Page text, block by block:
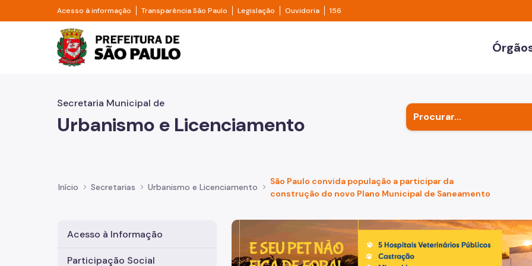
Pular para o Conteúdo principal
Acesso à informação Divisor de acesso à informação
Transparência São Paulo Divisor de transparência São Paulo
Legislação Legislação
Ouvidoria Ouvidoria
156
Prefeitura de São Paulo
Secretaria Municipal de
Urbanismo e Licenciamento
Início Secretarias Urbanismo e Licenciamento
São Paulo convida população a participar da
construção do novo Plano Municipal de Saneamento
Acesso à Informação
Participação Social
Imagem de um cachorro caramelo e uma gata rajada, olhando para